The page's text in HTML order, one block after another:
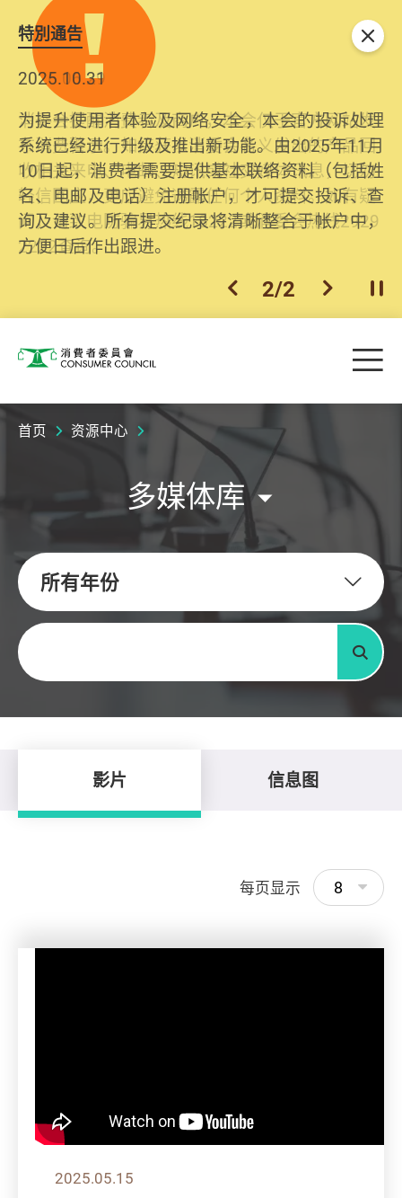
特別通告
2026.06.29
消委会提醒消费者及商户，本会仅于官方网站发
布消费警示。如接获以消委会名义发出的产品回
收相关来电、电邮、短讯或社交媒体讯息，切勿
轻信回应，更应避免透露任何个人资料。如有疑
问，请致电防骗易热线18222或消委会热线2929
2222查询。
2025.10.31
为提升使用者体验及网络安全，本会的投诉处理
系统已经进行升级及推出新功能。由2025年11月
10日起，消费者需要提供基本联络资料（包括姓
名、电邮及电话）注册帐户，才可提交投诉、查
询及建议。所有提交纪录将清晰整合于帐户中，
方便日后作出跟进。
上一个
2/2 下一个开
关闭
消费者委员会 目
首页 资源中心
多媒体库
所有年份
关键字
搜寻
影片 信息图
每页显示 8
2025.05.15